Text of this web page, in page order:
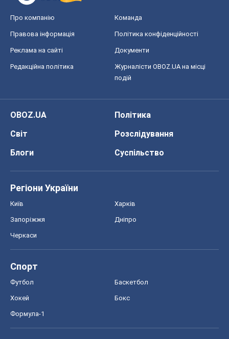
Про компанію Команда
Правова інформація Політика конфіденційності
Реклама на сайті Документи
Редакційна політика
Журналісти OBOZ.UA на місці
подій
OBOZ.UA
Політика
Світ
Розслідування
Блоги
Суспільство
Регіони України
Київ Харків
Запоріжжя Дніпро
Черкаси
Спорт
Футбол Баскетбол
Хокей Бокс
Формула-1